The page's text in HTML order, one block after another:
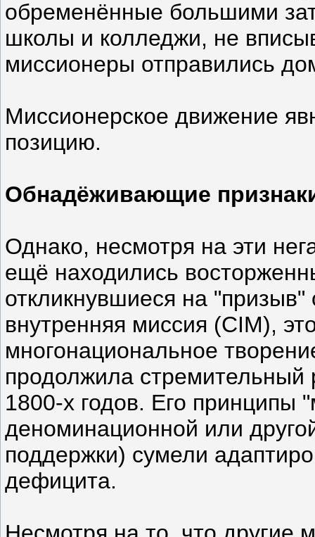
обременённые большими
школы и колледжи, не
миссионеры отправились
Миссионерское движение
позицию.
Обнадёживающие
Однако, несмотря на эти
ещё находились
откликнувшиеся на "призыв"
внутренняя миссия (CIM),
многонациональное
продолжила стремительный
1800-х годов. Его принципы
деноминационной или
поддержки) сумели
дефицита.